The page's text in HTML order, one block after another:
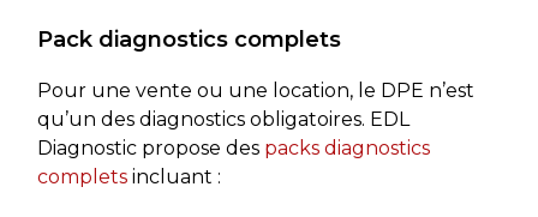
Pack diagnostics complets
Pour une vente ou une location, le DPE n’est
qu’un des diagnostics obligatoires. EDL
Diagnostic propose des packs diagnostics
completsincluant :